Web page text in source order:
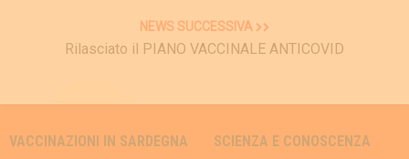
NEWS SUCCESSIVA
Rilasciato il PIANO VACCINALE ANTICOVID
VACCINAZIONI IN SARDEGNA SCIENZA E CONOSCENZA